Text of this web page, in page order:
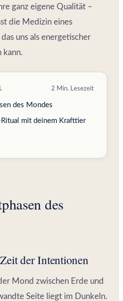
ganz eigene Qualität –
die Medizin eines
uns als energetischer
kann.
2 Min. Lesezeit
des Mondes
mit deinem Krafttier
des
der Intentionen
Mond zwischen Erde und
Seite liegt im Dunkeln.